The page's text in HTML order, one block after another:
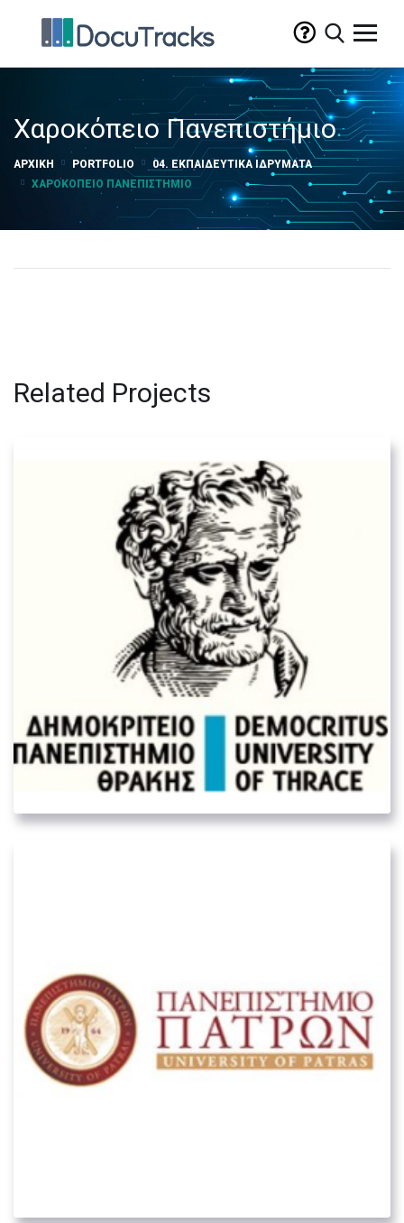
Χαροκόπειο Πανεπιστήμιο
ΑΡΧΙΚΉ PORTFOLIO
04. ΕΚΠΑΙΔΕΥΤΙΚΆ ΙΔΡΎΜΑΤΑ
ΧΑΡΟΚΌΠΕΙΟ ΠΑΝΕΠΙΣΤΉΜΙΟ
Related Projects
Δημοκρίτειο Πανεπιστήμιο Θράκης
04. ΕΚΠΑΙΔΕΥΤΙΚΆ ΙΔΡΎΜΑΤΑ